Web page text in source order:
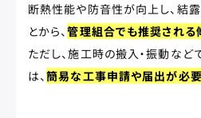
断熱性能や防音性が向上し、結
とから、管理組合でも推奨される
ただし、施工時の搬入・振動な
は、簡易な工事申請や届出が必要